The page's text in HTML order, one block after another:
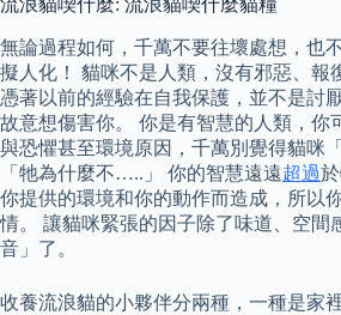
流浪貓喫什麼: 流浪貓喫什麼貓糧
無論過程如何，千萬不要往壞處想，也
擬人化！ 貓咪不是人類，沒有邪惡、報
憑著以前的經驗在自我保護，並不是討
故意想傷害你。 你是有智慧的人類，你
與恐懼甚至環境原因，千萬別覺得貓咪
「牠為什麼不…..」 你的智慧遠遠超過
你提供的環境和你的動作而造成，所以
情。 讓貓咪緊張的因子除了味道、空間
音」了。
收養流浪貓的小夥伴分兩種，一種是家